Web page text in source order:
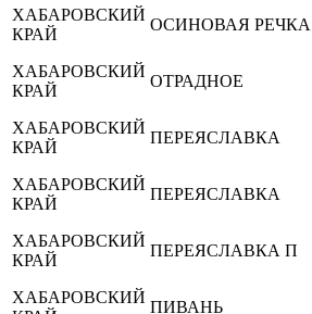
ХАБАРОВСКИЙ
КРАЙ
ОСИНОВАЯ РЕЧКА
ХАБАРОВСКИЙ
КРАЙ
ОТРАДНОЕ
ХАБАРОВСКИЙ
КРАЙ
ПЕРЕЯСЛАВКА
ХАБАРОВСКИЙ
КРАЙ
ПЕРЕЯСЛАВКА
ХАБАРОВСКИЙ
КРАЙ
ПЕРЕЯСЛАВКА П
ХАБАРОВСКИЙ
ПИВАНЬ